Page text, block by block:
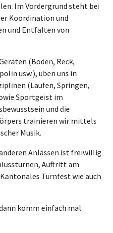
Im Vordergrund steht bei
Koordination und
und Entfalten von
(Boden, Reck,
usw.), üben uns in
(Laufen, Springen,
Sportgeist im
und die
trainieren wir mittels
Musik.
Anlässen ist freiwillig
Auftritt am
Turnfest wie auch
komm einfach mal